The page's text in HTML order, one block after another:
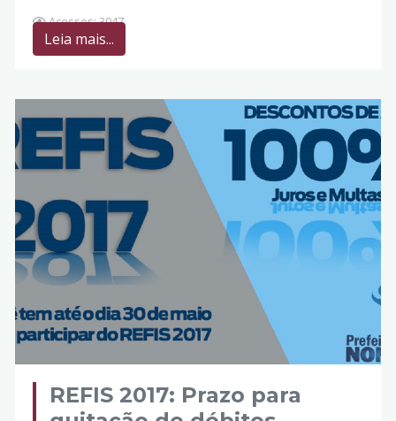
Acessos: 3047
Leia mais...
REFIS 2017: Prazo para